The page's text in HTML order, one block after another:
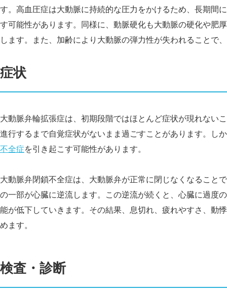
す。高血圧症は大動脈に持続的な圧力をかけるため、長期間
す可能性があります。同様に、動脈硬化も大動脈の硬化や肥
します。また、加齢により大動脈の弾力性が失われることで
症状
大動脈弁輪拡張症は、初期段階ではほとんど症状が現れない
進行するまで自覚症状がないまま過ごすことがあります。し
不全症を引き起こす可能性があります。
大動脈弁閉鎖不全症は、大動脈弁が正常に閉じなくなること
の一部が心臓に逆流します。この逆流が続くと、心臓に過度
能が低下していきます。その結果、息切れ、疲れやすさ、動
めます。
検査・診断